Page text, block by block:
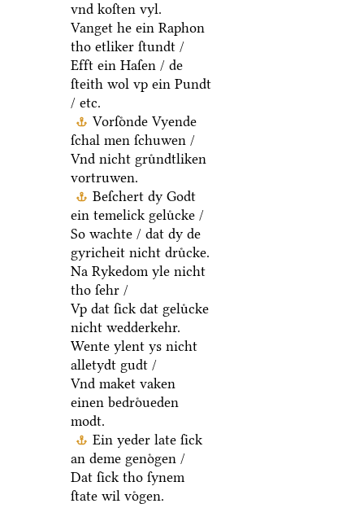
vnd koſten vyl.
Vanget he ein Raphon
tho etliker ſtundt /
Efft ein Haſen / de
ſteith wol vp ein Pundt
/ etc.
Vorſoͤnde Vyende
ſchal men ſchuwen /
Vnd nicht gruͤndtliken
vortruwen.
Beſchert dy Godt
ein temelick geluͤcke /
So wachte / dat dy de
gyricheit nicht druͤcke.
Na Rykedom yle nicht
tho ſehr /
Vp dat ſick dat geluͤcke
nicht wedderkehr.
Wente ylent ys nicht
alletydt gudt /
Vnd maket vaken
einen bedroͤueden
modt.
Ein yeder late ſick
an deme genoͤgen /
Dat ſick tho ſynem
ſtate wil voͤgen.